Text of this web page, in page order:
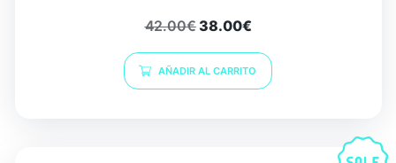
42.00€ 38.00€
AÑADIR AL CARRITO